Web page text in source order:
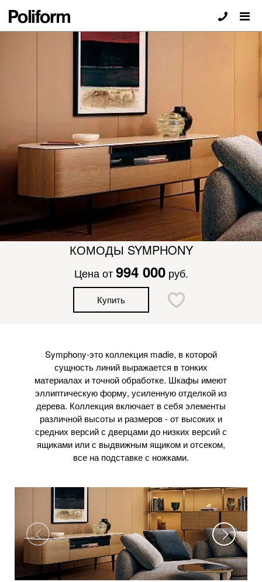
КОМОДЫ SYMPHONY
Цена от 994 000 руб.
Купить
Symphony-это коллекция madie, в которой
сущность линий выражается в тонких
материалах и точной обработке. Шкафы имеют
эллиптическую форму, усиленную отделкой из
дерева. Коллекция включает в себя элементы
различной высоты и размеров - от высоких и
средних версий с дверцами до низких версий с
ящиками или с выдвижным ящиком и отсеком,
все на подставке с ножками.